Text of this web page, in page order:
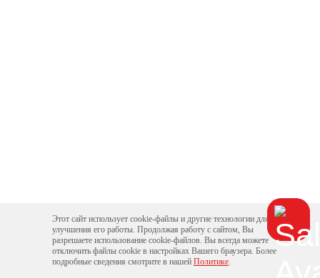
Этот сайт использует cookie-файлы и другие технологии для
улучшения его работы. Продолжая работу с сайтом, Вы
разрешаете использование cookie-файлов. Вы всегда можете
отключить файлы cookie в настройках Вашего браузера. Более
подробные сведения смотрите в нашей Политике.